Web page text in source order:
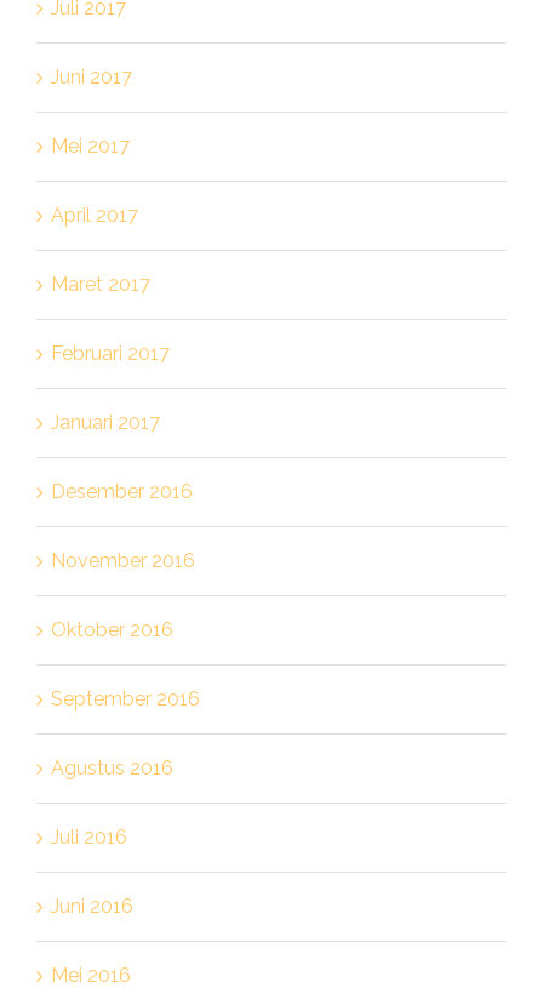
Juli 2017
Juni 2017
Mei 2017
April 2017
Maret 2017
Februari 2017
Januari 2017
Desember 2016
November 2016
Oktober 2016
September 2016
Agustus 2016
Juli 2016
Juni 2016
Mei 2016